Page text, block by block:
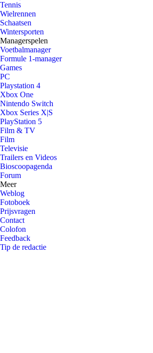
Tennis
Wielrennen
Schaatsen
Wintersporten
Managerspelen
Voetbalmanager
Formule 1-manager
Games
PC
Playstation 4
Xbox One
Nintendo Switch
Xbox Series X|S
PlayStation 5
Film & TV
Film
Televisie
Trailers en Videos
Bioscoopagenda
Forum
Meer
Weblog
Fotoboek
Prijsvragen
Contact
Colofon
Feedback
Tip de redactie